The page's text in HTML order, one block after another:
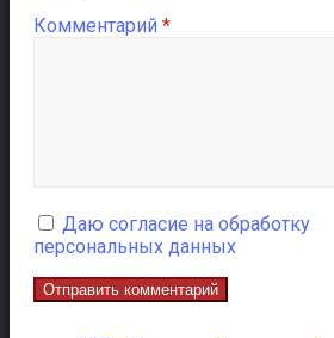
Комментарий *
Даю согласие на обработку
персональных данных